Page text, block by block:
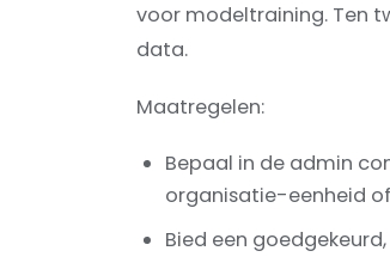
voor modeltraining. Ten
data.
Maatregelen:
Bepaal in de admin
organisatie-eenheid
Bied een